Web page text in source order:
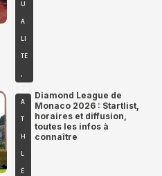
U
A
LI
TÉ
,
A
T
H
L
É
Diamond League de
Monaco 2026 : Startlist,
horaires et diffusion,
toutes les infos à
connaître